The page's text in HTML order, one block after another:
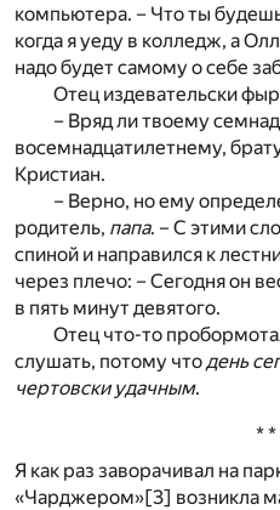
компьютера. – Что ты
когда я уеду в колледж, а
надо будет самому о себе
Отец издевательски
– Вряд ли твоему
восемнадцатилетнему,
Кристиан.
– Верно, но ему
родитель, папа. – С этими
спиной и направился к
через плечо: – Сегодня он
в пять минут девятого.
Отец что-то
слушать, потому чтодень
чертовски удачным.
* *
Я как раз заворачивал на
«Чарджером»[3] возникла